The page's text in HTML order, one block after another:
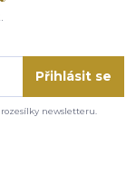
Přihlásit se
newsletteru.